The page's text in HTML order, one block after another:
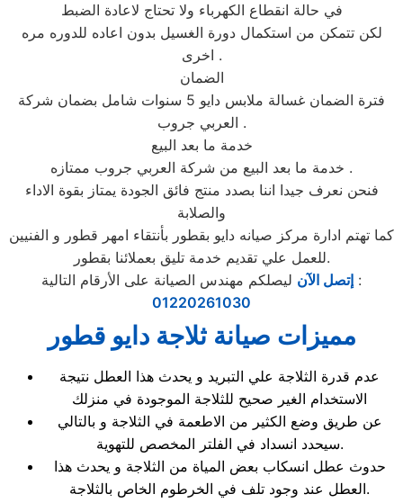
في حالة انقطاع الكهرباء ولا تحتاج لاعادة الضبط
لكن تتمكن من استكمال دورة الغسيل بدون اعاده للدوره مره
اخرى .
الضمان
فترة الضمان غسالة ملابس دايو 5 سنوات شامل بضمان شركة
العربي جروب .
خدمة ما بعد البيع
خدمة ما بعد البيع من شركة العربي جروب ممتازه .
فنحن نعرف جيدا اننا بصدد منتج فائق الجودة يمتاز بقوة الاداء
والصلابة
كما تهتم ادارة مركز صيانه دايو بقطور بأنتقاء امهر قطور و الفنيين
للعمل علي تقديم خدمة تليق بعملائنا بقطور.
إتصل الآن ليصلكم مهندس الصيانة على الأرقام التالية :
01220261030
مميزات صيانة ثلاجة دايو قطور
عدم قدرة الثلاجة علي التبريد و يحدث هذا العطل نتيجة
الاستخدام الغير صحيح للثلاجة الموجودة في منزلك
عن طريق وضع الكثير من الاطعمة في الثلاجة و بالتالي
سيحدد انسداد في الفلتر المخصص للتهوية.
حدوث عطل انسكاب بعض المياة من الثلاجة و يحدث هذا
العطل عند وجود تلف في الخرطوم الخاص بالثلاجة.